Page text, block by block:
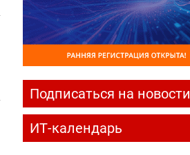
Подписаться на новости
ИТ-календарь